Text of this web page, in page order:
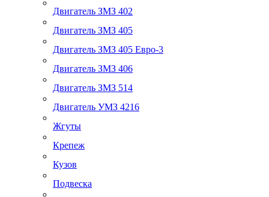
Двигатель ЗМЗ 402
Двигатель ЗМЗ 405
Двигатель ЗМЗ 405 Евро-3
Двигатель ЗМЗ 406
Двигатель ЗМЗ 514
Двигатель УМЗ 4216
Жгуты
Крепеж
Кузов
Подвеска